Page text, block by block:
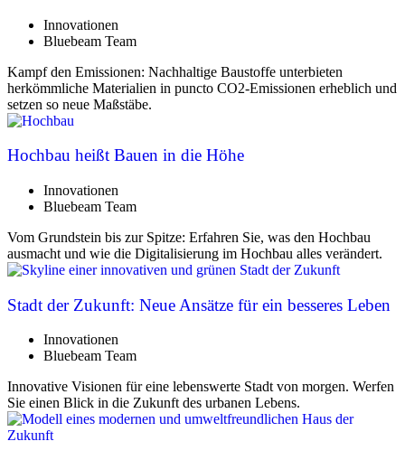
Innovationen
Bluebeam Team
Kampf den Emissionen: Nachhaltige Baustoffe unterbieten
herkömmliche Materialien in puncto CO2-Emissionen erheblich und
setzen so neue Maßstäbe.
Hochbau heißt Bauen in die Höhe
Innovationen
Bluebeam Team
Vom Grundstein bis zur Spitze: Erfahren Sie, was den Hochbau
ausmacht und wie die Digitalisierung im Hochbau alles verändert.
Stadt der Zukunft: Neue Ansätze für ein besseres Leben
Innovationen
Bluebeam Team
Innovative Visionen für eine lebenswerte Stadt von morgen. Werfen
Sie einen Blick in die Zukunft des urbanen Lebens.